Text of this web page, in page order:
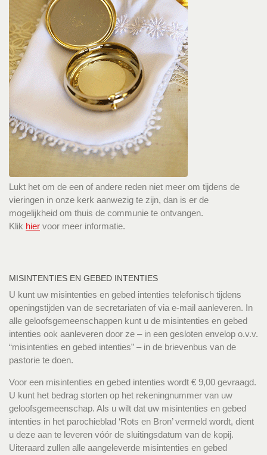
Lukt het om de een of andere reden niet meer om tijdens de
vieringen in onze kerk aanwezig te zijn, dan is er de
mogelijkheid om thuis de communie te ontvangen.
Klik hier voor meer informatie.
MISINTENTIES EN GEBED INTENTIES
U kunt uw misintenties en gebed intenties telefonisch tijdens
openingstijden van de secretariaten of via e-mail aanleveren. In
alle geloofsgemeenschappen kunt u de misintenties en gebed
intenties ook aanleveren door ze – in een gesloten envelop o.v.v.
“misintenties en gebed intenties” – in de brievenbus van de
pastorie te doen.
Voor een misintenties en gebed intenties wordt € 9,00 gevraagd.
U kunt het bedrag storten op het rekeningnummer van uw
geloofsgemeenschap. Als u wilt dat uw misintenties en gebed
intenties in het parochieblad ‘Rots en Bron’ vermeld wordt, dient
u deze aan te leveren vóór de sluitingsdatum van de kopij.
Uiteraard zullen alle aangeleverde misintenties en gebed